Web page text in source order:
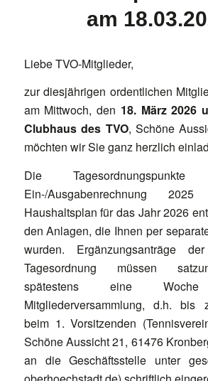
am
Liebe TVO-Mitglieder,
zur diesjährigen ordentlichen
am Mittwoch, den 18. März 2026
Clubhaus des TVO, Schöne
möchten wir Sie ganz herzlich
Die
Ein-/Ausgabenrechnung
Haushaltsplan für das Jahr 2026
den Anlagen, die Ihnen per
wurden. Ergänzungsanträge
Tagesordnung müssen
spätestens eine
Mitgliederversammlung, d.h. bis
beim 1. Vorsitzenden
Schöne Aussicht 21, 61476
an die Geschäftsstelle unter